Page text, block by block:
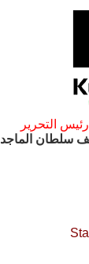
رئيس التحرير
سلطان الماجد